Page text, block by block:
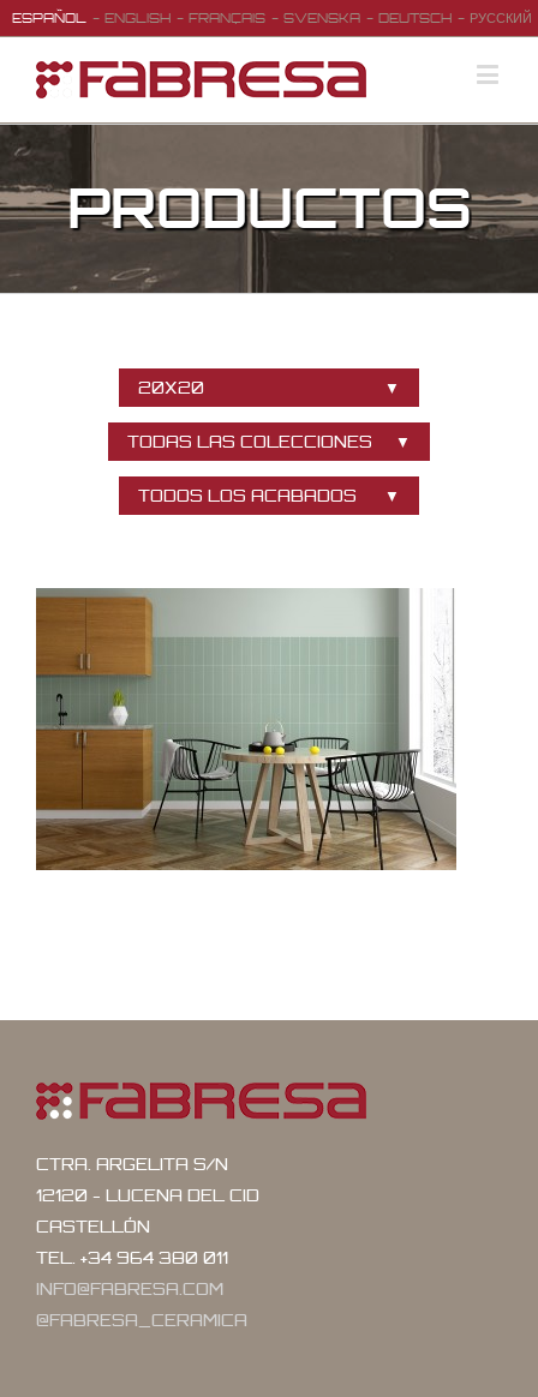
ESPAÑOL ENGLISH FRANÇAIS SVENSKA DEUTSCH РУССКИЙ
PRODUCTOS
20X20
TODAS LAS COLECCIONES
TODOS LOS ACABADOS
CTRA. ARGELITA S/N
12120 - LUCENA DEL CID
CASTELLÓN
TEL. +34 964 380 011
INFO@FABRESA.COM
@FABRESA_CERAMICA